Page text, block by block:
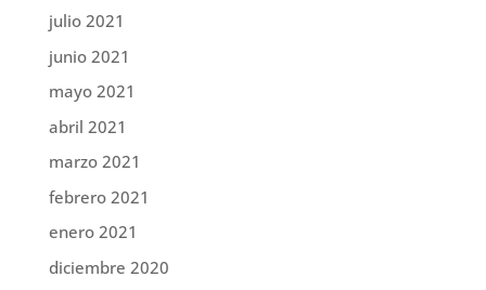
julio 2021
junio 2021
mayo 2021
abril 2021
marzo 2021
febrero 2021
enero 2021
diciembre 2020